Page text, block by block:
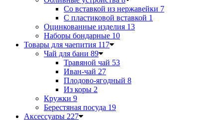
Со вставкой из нержавейки 7
С пластиковой вставкой 1
Оцинкованные изделия 13
Наборы бондарные 10
Товары для чаепития 117
Чай для бани 89
Травяной чай 53
Иван-чай 27
Плодово-ягодный 8
Из коры 2
Кружки 9
Берестяная посуда 19
Аксессуары 227